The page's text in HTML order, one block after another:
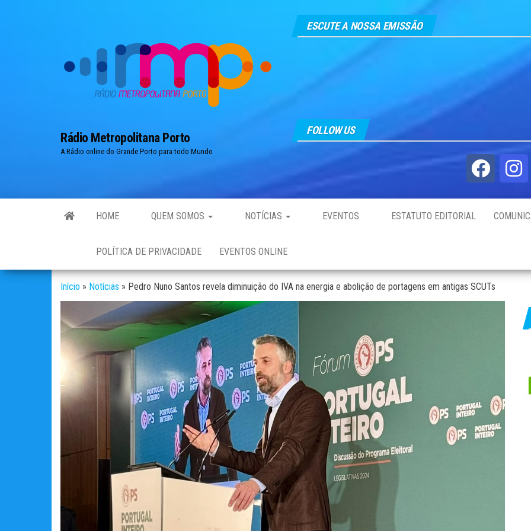
Rádio Metropolitana Porto
A Rádio online do Grande Porto para todo Mundo
ESCUTE A NOSSA EMISSÃO
FOLLOW US
HOME QUEM SOMOS NOTÍCIAS EVENTOS ESTATUTO EDITORIAL
POLÍTICA DE PRIVACIDADE EVENTOS ONLINE
Início » Notícias » Pedro Nuno Santos revela diminuição do IVA na energia e abolição de portagens em antigas SCUTs